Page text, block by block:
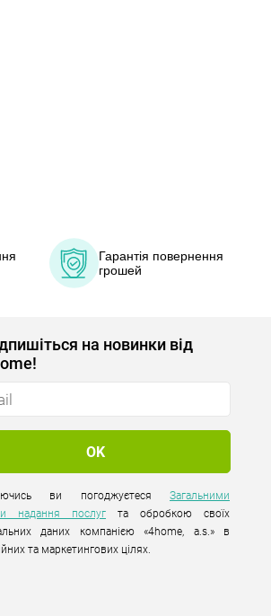
Гарантія повернення
грошей
на новинки від
ви погоджуєтесяЗагальними
надання послуг та обробкою своїх
даних компанією «4home, a.s.» в
та маркетингових цілях.